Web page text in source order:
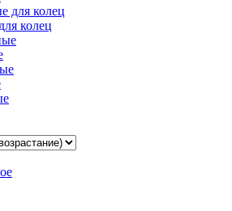
колец